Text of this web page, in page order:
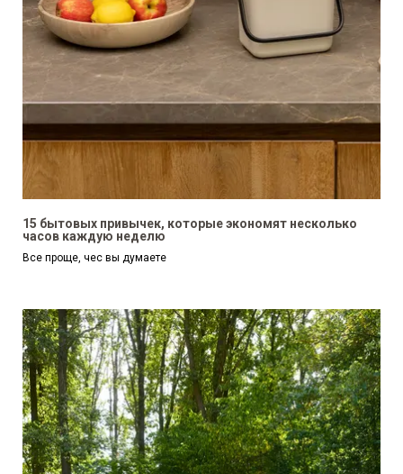
15 бытовых привычек, которые экономят несколько
часов каждую неделю
Все проще, чес вы думаете